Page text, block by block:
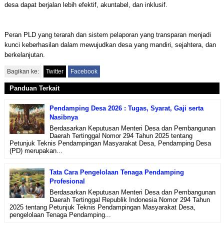
desa dapat berjalan lebih efektif, akuntabel, dan inklusif.
Peran PLD yang terarah dan sistem pelaporan yang transparan menjadi
kunci keberhasilan dalam mewujudkan desa yang mandiri, sejahtera, dan
berkelanjutan.
Bagikan ke: Twitter Facebook
Panduan Terkait
Pendamping Desa 2026 : Tugas, Syarat, Gaji serta
Nasibnya
Berdasarkan Keputusan Menteri Desa dan Pembangunan
Daerah Tertinggal Nomor 294 Tahun 2025 tentang
Petunjuk Teknis Pendampingan Masyarakat Desa, Pendamping Desa
(PD) merupakan...
Tata Cara Pengelolaan Tenaga Pendamping
Profesional
Berdasarkan Keputusan Menteri Desa dan Pembangunan
Daerah Tertinggal Republik Indonesia Nomor 294 Tahun
2025 tentang Petunjuk Teknis Pendampingan Masyarakat Desa,
pengelolaan Tenaga Pendamping...